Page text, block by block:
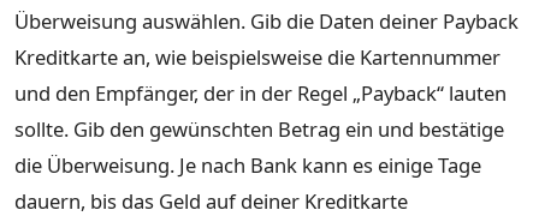
Überweisung auswählen. Gib die Daten deiner Payback
Kreditkarte an, wie beispielsweise die Kartennummer
und den Empfänger, der in der Regel „Payback“ lauten
sollte. Gib den gewünschten Betrag ein und bestätige
die Überweisung. Je nach Bank kann es einige Tage
dauern, bis das Geld auf deiner Kreditkarte